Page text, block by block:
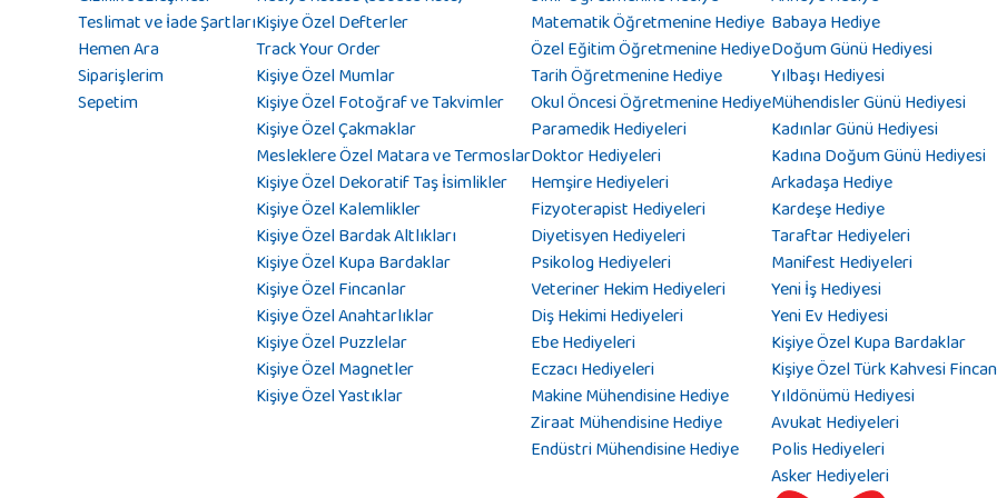
Teslimat ve İade Şartları
Hemen Ara
Siparişlerim
Sepetim
Kişiye Özel Defterler
Track Your Order
Kişiye Özel Mumlar
Kişiye Özel Fotoğraf ve Takvimler
Kişiye Özel Çakmaklar
Mesleklere Özel Matara ve Termoslar
Kişiye Özel Dekoratif Taş İsimlikler
Kişiye Özel Kalemlikler
Kişiye Özel Bardak Altlıkları
Kişiye Özel Kupa Bardaklar
Kişiye Özel Fincanlar
Kişiye Özel Anahtarlıklar
Kişiye Özel Puzzlelar
Kişiye Özel Magnetler
Kişiye Özel Yastıklar
Matematik Öğretmenine Hediye
Özel Eğitim Öğretmenine Hediye
Tarih Öğretmenine Hediye
Okul Öncesi Öğretmenine Hediye
Paramedik Hediyeleri
Doktor Hediyeleri
Hemşire Hediyeleri
Fizyoterapist Hediyeleri
Diyetisyen Hediyeleri
Psikolog Hediyeleri
Veteriner Hekim Hediyeleri
Diş Hekimi Hediyeleri
Ebe Hediyeleri
Eczacı Hediyeleri
Makine Mühendisine Hediye
Ziraat Mühendisine Hediye
Endüstri Mühendisine Hediye
Babaya Hediye
Doğum Günü Hediyesi
Yılbaşı Hediyesi
Mühendisler Günü Hediyesi
Kadınlar Günü Hediyesi
Kadına Doğum Günü Hediyesi
Arkadaşa Hediye
Kardeşe Hediye
Taraftar Hediyeleri
Manifest Hediyeleri
Yeni İş Hediyesi
Yeni Ev Hediyesi
Kişiye Özel Kupa Bardaklar
Kişiye Özel Türk Kahvesi
Yıldönümü Hediyesi
Avukat Hediyeleri
Polis Hediyeleri
Asker Hediyeleri